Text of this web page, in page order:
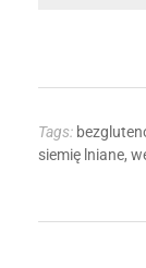
Tags:
siemię lniane,